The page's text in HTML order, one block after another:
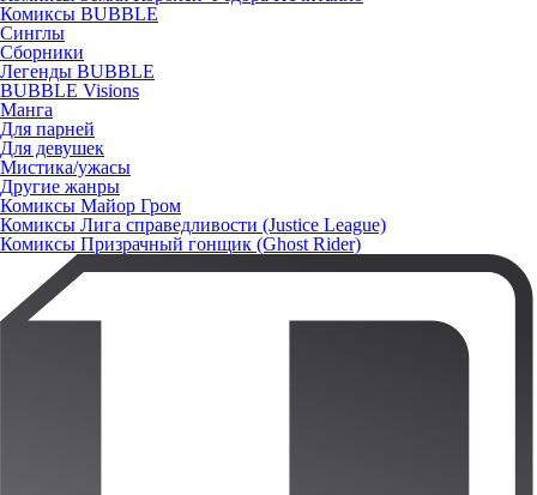
Комиксы BUBBLE
Синглы
Сборники
Легенды BUBBLE
BUBBLE Visions
Манга
Для парней
Для девушек
Мистика/ужасы
Другие жанры
Комиксы Майор Гром
Комиксы Лига справедливости (Justice League)
Комиксы Призрачный гонщик (Ghost Rider)